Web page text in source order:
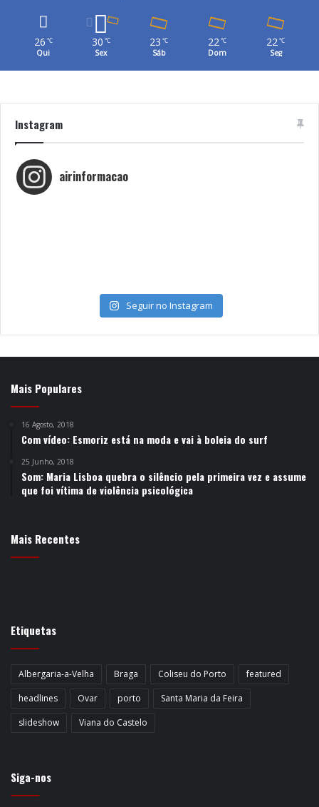
26 ℃
Qui
30 ℃
Sex
23 ℃
Sáb
22℃
Dom
22℃
Seg
Instagram
airinformacao
Seguir no Instagram
Mais Populares
16 Agosto, 2018
Com vídeo: Esmoriz está na moda e vai à boleia do surf
25 Junho, 2018
Som: Maria Lisboa quebra o silêncio pela primeira vez e assume
que foi vítima de violência psicológica
Mais Recentes
Etiquetas
Albergaria-a-Velha Braga Coliseu do Porto
featured
headlines
Ovar porto
Santa Maria da Feira
slideshow
Viana do Castelo
Siga-nos